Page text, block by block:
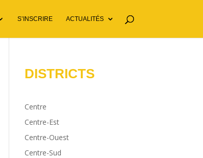
S’INSCRIRE ACTUALITÉS
DISTRICTS
Centre
Centre-Est
Centre-Ouest
Centre-Sud